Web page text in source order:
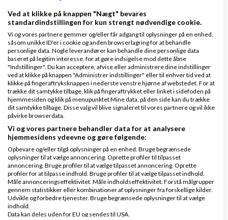
Tilbage til toppen
Bogføring, regnskab, moms, skat m.m.
Emner
Ratepension og B-indkomst
Nyeste indlægafHank664,den 29-07-2026 kl.
1 svar
Importmoms
Ved at klikke på knappen "Nægt" bevares
standardindstillingen for kun strengt nødvendige cookie.
Vi og vores partnere gemmer og/eller får adgang til oplysninger på en enhed,
såsom unikke ID'er i cookie og anden browserlagring for at behandle
personlige data. Nogle leverandører kan behandle dine personlige data
baseret på legitim interesse, for at gøre indsigelse mod dette åbne
"Indstillinger". Du kan acceptere, afvise eller administrere dine indstillinger
ved at klikke på knappen "Administrer indstillinger" eller til enhver tid ved at
klikke på fingeraftryksknappen i nederste venstre hjørne af webstedet. For at
trække dit samtykke tilbage, klik på fingeraftrykket eller linket i sidefoden på
hjemmesiden og klik på menupunktet Mine data, på den side kan du trække
dit samtykke tilbage. Disse valg vil blive signaleret til vores partnere og vil ikke
påvirke browserdata.
Vi og vores partnere behandler data for at analysere
hjemmesidens ydeevne og gøre følgende:
Opbevare og/eller tilgå oplysninger på en enhed. Bruge begrænsede
oplysninger til at vælge annoncering. Oprette profiler til tilpasset
annoncering. Bruge profiler til at vælge tilpasset annoncering. Oprette
profiler for at tilpasse indhold. Bruge profiler til at vælge tilpasset indhold.
Måle annonceringseffektivitet. Måle indholdseffektivitet. Forstå målgrupper
gennem statistikker eller kombinationer af oplysninger fra forskellige kilder.
Udvikle og forbedre tjenester. Bruge begrænsede oplysninger til at vælge
indhold.
Data kan deles uden for EU og sendes til USA.